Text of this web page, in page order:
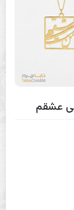
عشقم